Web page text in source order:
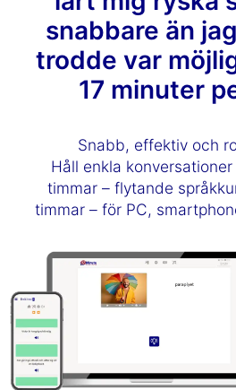
snabbare än
trodde var
17 minuter
Snabb, effektiv och
Håll enkla
timmar – flytande
timmar – för PC,